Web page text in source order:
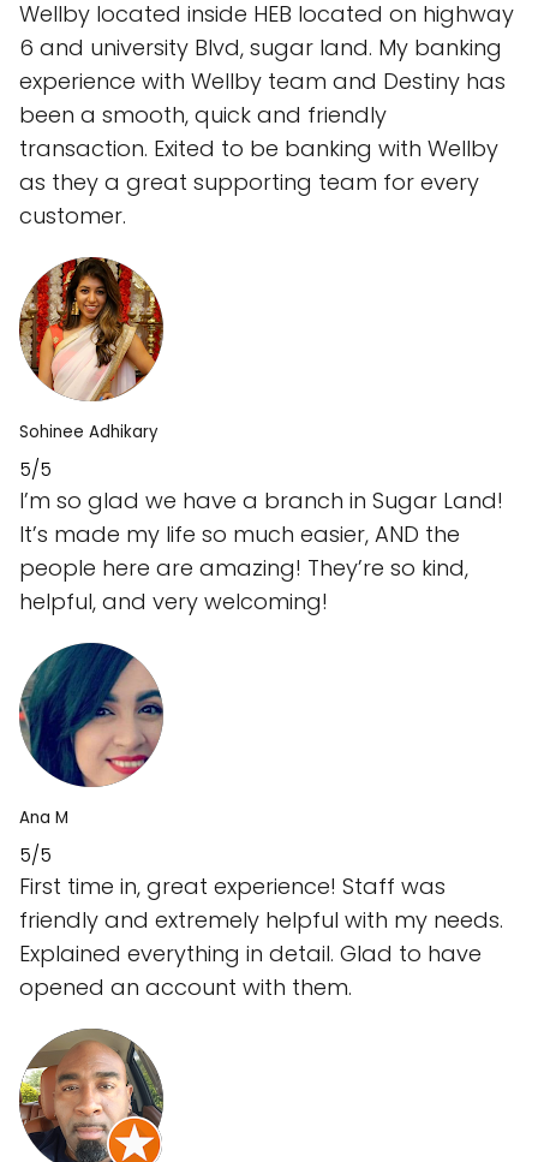
Wellby located inside HEB located on highway
6 and university Blvd, sugar land. My banking
experience with Wellby team and Destiny has
been a smooth, quick and friendly
transaction. Exited to be banking with Wellby
as they a great supporting team for every
customer.
Sohinee Adhikary
5/5
I’m so glad we have a branch in Sugar Land!
It’s made my life so much easier, AND the
people here are amazing! They’re so kind,
helpful, and very welcoming!
Ana M
5/5
First time in, great experience! Staff was
friendly and extremely helpful with my needs.
Explained everything in detail. Glad to have
opened an account with them.